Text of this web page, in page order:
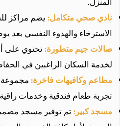
نادي صحي متكامل:يضم مراكز
الاسترخاء والهدوء النفسي بعد
صالات جيم متطورة:تحتوي على
لخدمة السكان الراغبين في
مطاعم وكافيهات فاخرة:
تجربة طعام فندقية وخدمات
مسجد كبير:تم توفير مسجد